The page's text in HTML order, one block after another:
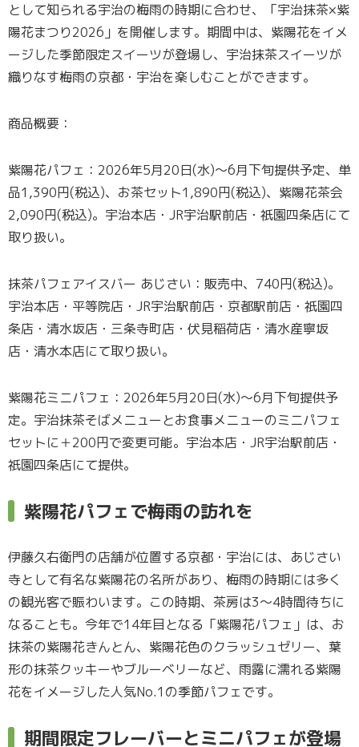
として知られる宇治の梅雨の時期に合わせ、「宇治抹茶×紫
陽花まつり2026」を開催します。期間中は、紫陽花をイメ
ージした季節限定スイーツが登場し、宇治抹茶スイーツが
織りなす梅雨の京都・宇治を楽しむことができます。
商品概要：
紫陽花パフェ：2026年5月20日(水)～6月下旬提供予定、単
品1,390円(税込)、お茶セット1,890円(税込)、紫陽花茶会
2,090円(税込)。宇治本店・JR宇治駅前店・祇園四条店にて
取り扱い。
抹茶パフェアイスバー あじさい：販売中、740円(税込)。
宇治本店・平等院店・JR宇治駅前店・京都駅前店・祇園四
条店・清水坂店・三条寺町店・伏見稲荷店・清水産寧坂
店・清水本店にて取り扱い。
紫陽花ミニパフェ：2026年5月20日(水)～6月下旬提供予
定。宇治抹茶そばメニューとお食事メニューのミニパフェ
セットに＋200円で変更可能。宇治本店・JR宇治駅前店・
祇園四条店にて提供。
紫陽花パフェで梅雨の訪れを
伊藤久右衛門の店舗が位置する京都・宇治には、あじさい
寺として有名な紫陽花の名所があり、梅雨の時期には多く
の観光客で賑わいます。この時期、茶房は3～4時間待ちに
なることも。今年で14年目となる「紫陽花パフェ」は、お
抹茶の紫陽花きんとん、紫陽花色のクラッシュゼリー、葉
形の抹茶クッキーやブルーベリーなど、雨露に濡れる紫陽
花をイメージした人気No.1の季節パフェです。
期間限定フレーバーとミニパフェが登場